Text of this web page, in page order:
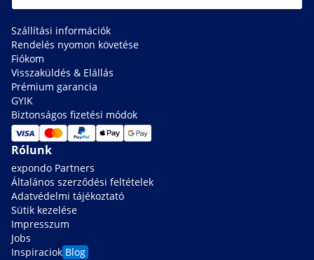
Szállítási információk
Rendelés nyomon követése
Fiókom
Visszaküldés & Elállás
Prémium garancia
GYIK
Biztonságos fizetési módok
Rólunk
expondo Partners
Általános szerződési feltételek
Adatvédelmi tájékoztató
Sütik kezelése
Impresszum
Jobs
Inspiraciok Blog